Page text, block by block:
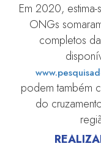
Em 2020,
ONGs
completos
podem também
do